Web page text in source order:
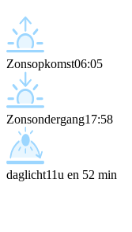
Zonsopkomst06:05
Zonsondergang17:58
daglicht11u en 52 min